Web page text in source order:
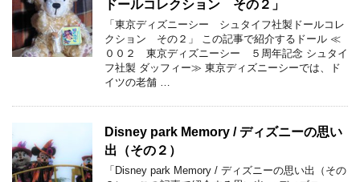
ドールコレクション その２」
「東京ディズニーシー シュタイフ社製ドールコレ
クション その２」 この記事で紹介するドール ≪
００２ 東京ディズニーシー ５周年記念 シュタイ
フ社製 ダッフィー≫ 東京ディズニーシーでは、ド
イツの老舗 …
Disney park Memory / ディズニーの思い
出（その２）
「Disney park Memory / ディズニーの思い出（その